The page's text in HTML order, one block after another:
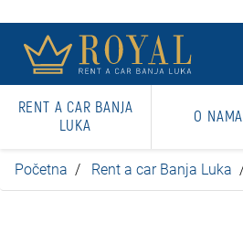
RENT A CAR BANJA
LUKA
O NAMA
Početna Rent a car Banja Luka